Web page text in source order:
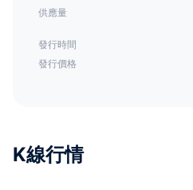
供應量
發行時間
發行價格
K線行情